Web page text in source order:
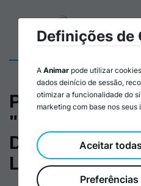
Programa
"Políticas e
Local" 2025
Definições de
A Animar pode utilizar
dados deinício de sessão,
otimizar a funcionalidade do
marketing com base nos seus
Aceitar